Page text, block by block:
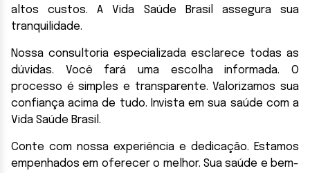
altos custos. A Vida Saúde Brasil assegura sua
tranquilidade.
Nossa consultoria especializada esclarece todas as
dúvidas. Você fará uma escolha informada. O
processo é simples e transparente. Valorizamos sua
confiança acima de tudo. Invista em sua saúde com a
Vida Saúde Brasil.
Conte com nossa experiência e dedicação. Estamos
empenhados em oferecer o melhor. Sua saúde e bem-